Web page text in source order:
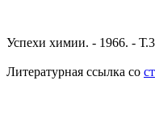
Успехи химии. - 1966. -
Литературная ссылка со